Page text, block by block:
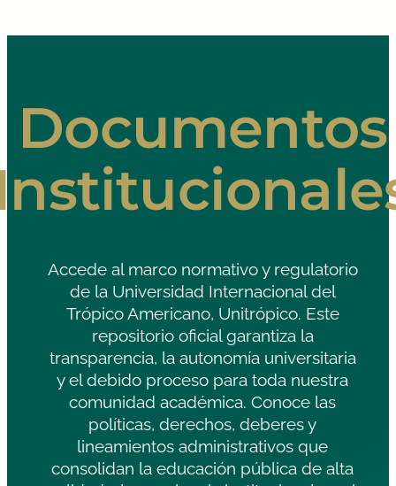
Documentos
Accede al marco normativo y regulatorio
de la Universidad Internacional del
Trópico Americano, Unitrópico. Este
repositorio oficial garantiza la
transparencia, la autonomía universitaria
y el debido proceso para toda nuestra
comunidad académica. Conoce las
políticas, derechos, deberes y
lineamientos administrativos que
consolidan la educación pública de alta